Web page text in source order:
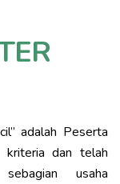
adalah Peserta
kriteria dan telah
usaha